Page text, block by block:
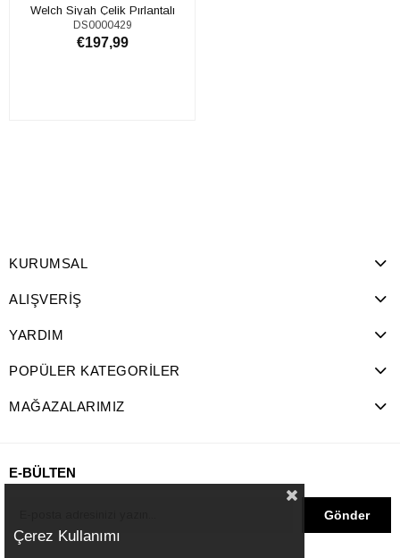
Welch Siyah Çelik Pırlantalı
Bileklik
DS0000429
€197,99
KURUMSAL
ALIŞVERİŞ
YARDIM
POPÜLER KATEGORİLER
MAĞAZALARIMIZ
E-BÜLTEN
Gönder
Çerez Kullanımı